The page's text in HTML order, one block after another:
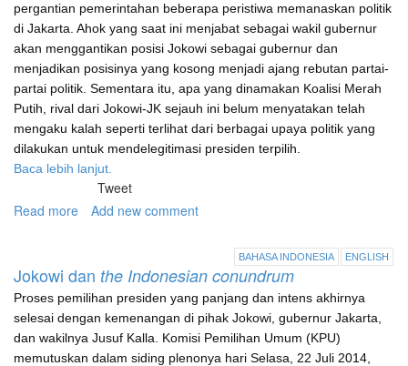
pergantian pemerintahan beberapa peristiwa memanaskan politik
di Jakarta. Ahok yang saat ini menjabat sebagai wakil gubernur
akan menggantikan posisi Jokowi sebagai gubernur dan
menjadikan posisinya yang kosong menjadi ajang rebutan partai-
partai politik. Sementara itu, apa yang dinamakan Koalisi Merah
Putih, rival dari Jokowi-JK sejauh ini belum menyatakan telah
mengaku kalah seperti terlihat dari berbagai upaya politik yang
dilakukan untuk mendelegitimasi presiden terpilih.
Baca lebih lanjut.
Tweet
Read more about
di
Jakarta
Add new comment
BAHASA INDONESIA ENGLISH
Jokowi dan the Indonesian conundrum
Proses pemilihan presiden yang panjang dan intens akhirnya
selesai dengan kemenangan di pihak Jokowi, gubernur Jakarta,
dan wakilnya Jusuf Kalla. Komisi Pemilihan Umum (KPU)
memutuskan dalam siding plenonya hari Selasa, 22 Juli 2014,